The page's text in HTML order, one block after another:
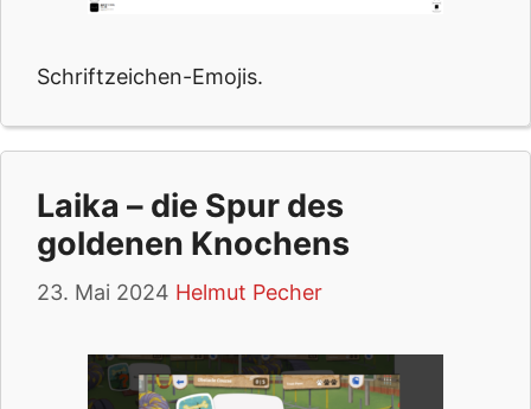
Schriftzeichen-Emojis.
Laika – die Spur des
goldenen Knochens
23. Mai 2024 Helmut Pecher